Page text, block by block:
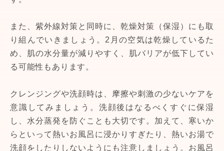
また、紫外線対策と同時に、乾燥対策（保湿）にも取
り組んでいきましょう。2月の空気は乾燥しているた
め、肌の水分量が減りやすく、肌バリアが低下してい
る可能性もあります。
クレンジングや洗顔時は、摩擦や刺激の少ないケアを
意識してみましょう。洗顔後はなるべくすぐに保湿
し、水分蒸発を防ぐことも大切です。加えて、寒いか
らといって熱いお風呂に浸かりすぎたり、熱いお湯で
洗顔をしたりしないようにも注意しましょう。お風呂